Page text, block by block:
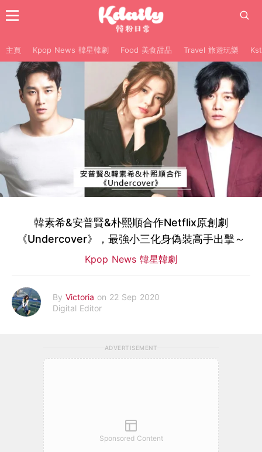
主頁 Kpop News 韓星韓劇 Food 美食甜品 Travel 旅遊玩樂
韓素希&安普賢&朴熙順合作Netflix原創劇
《Undercover》，最強小三化身偽裝高手出擊～
Kpop News 韓星韓劇
By Victoria on 22 Sep 2020
Digital Editor
ADVERTISEMENT
Sponsored Content